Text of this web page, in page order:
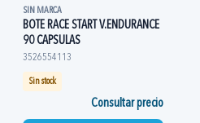
SIN MARCA
BOTE RACE START V.ENDURANCE
90 CAPSULAS
3526554113
Sin stock
Consultar precio